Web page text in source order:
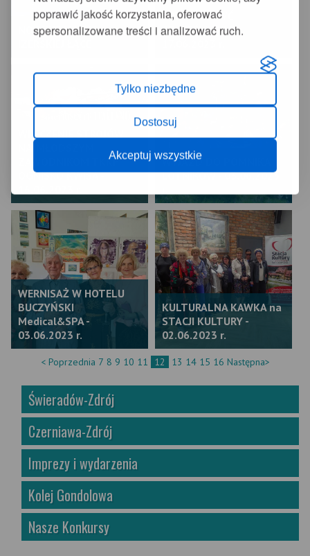
poprawić jakość korzystania, oferować
spersonalizowane treści i analizować ruch.
Tylko niezbędne
Dostosuj
Akceptuj wszystkie
NOC KUPAŁY NA
KONCERT "BYĆ
SZCZĘŚLIWYM" -
WRĘCZENIE STROJÓW
ZAWODNIKOM TKKF
OGNISKO KWISA -
WYJAZD DO POMNIKA
LOTNIKÓW - 03.06.2023
WERNISAŻ W HOTELU
BUCZYŃSKI
Medical&SPA -
03.06.2023 r.
KULTURALNA KAWKA na
STACJI KULTURY -
02.06.2023 r.
< Poprzednia 7 8 9 10 11 12 13 14 15 16 Następna>
Świeradów-Zdrój
Czerniawa-Zdrój
Imprezy i wydarzenia
Kolej Gondolowa
Nasze Konkursy